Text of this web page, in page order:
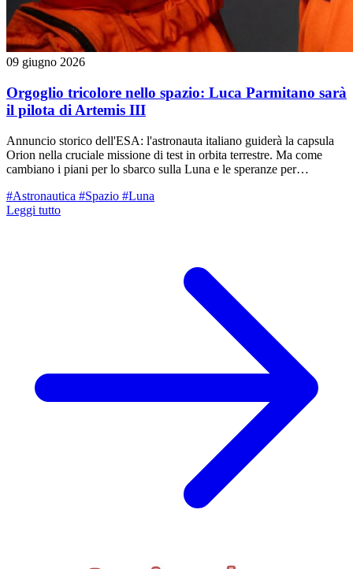
09 giugno 2026
Orgoglio tricolore nello spazio: Luca Parmitano sarà
il pilota di Artemis III
Annuncio storico dell'ESA: l'astronauta italiano guiderà la capsula
Orion nella cruciale missione di test in orbita terrestre. Ma come
cambiano i piani per lo sbarco sulla Luna e le speranze per
#Astronautica #Spazio #Luna
Leggi tutto